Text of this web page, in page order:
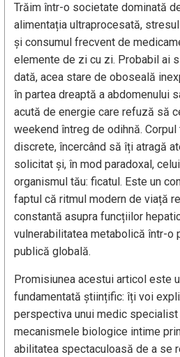
Trăim într-o societate dominată
alimentația ultraprocesată,
și consumul frecvent de
elemente de zi cu zi. Probabil ai
dată, acea stare de oboseală
în partea dreaptă a abdomenului
acută de energie care refuză să
weekend întreg de odihnă.
discrete, încercând să îți atragă
solicitat și, în mod paradoxal,
organismul tău: ficatul. Este un
faptul că ritmul modern de viață
constantă asupra funcțiilor
vulnerabilitatea metabolică într-o
publică globală.
Promisiunea acestui articol este
fundamentată științific: îți voi
perspectiva unui medic
mecanismele biologice intime
abilitatea spectaculoasă de a se